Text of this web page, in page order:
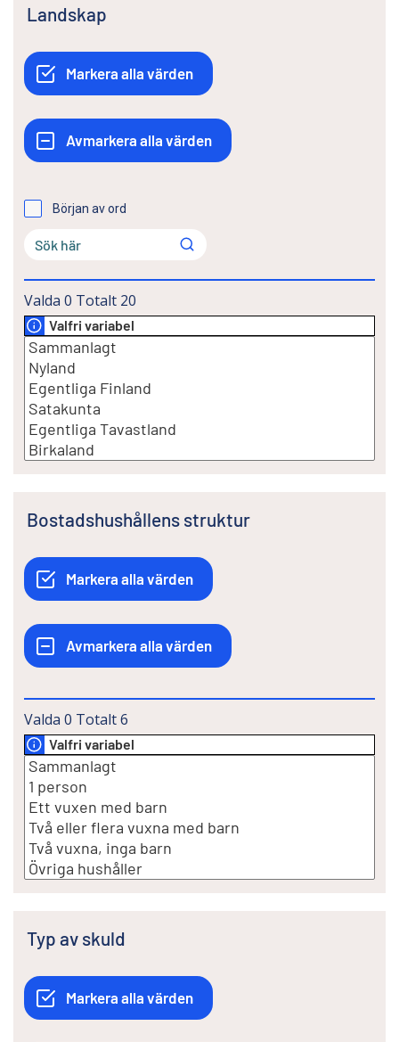
Landskap
Början av ord
Valda 0 Totalt 20
Valfri variabel
Bostadshushållens struktur
Valda 0 Totalt6
Valfri variabel
Typ av skuld